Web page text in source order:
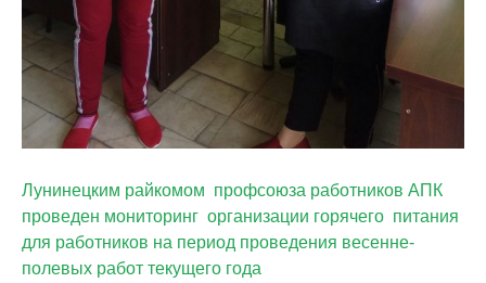
Лунинецким райкомом профсоюза работников АПК
проведен мониторинг организации горячего питания
для работников на период проведения весенне-
полевых работ текущего года